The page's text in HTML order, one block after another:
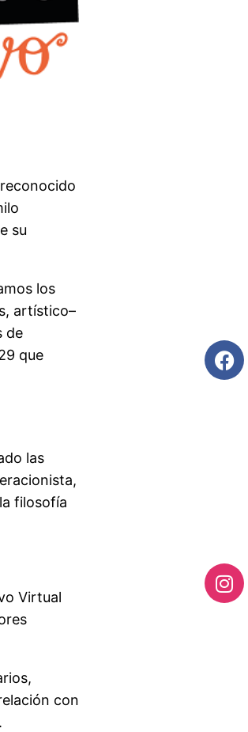
su
los
artístico–
de
que
las
filosofía
Virtual
con